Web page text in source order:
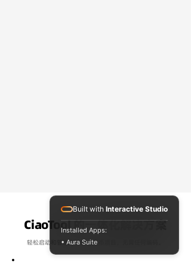
CiaoTool 的一体化解决方案
轻松启动和管理您的加密货币项目，无需任何编码。
Built with Interactive Studio
Installed Apps:
• Aura Suite